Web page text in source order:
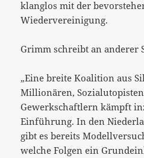
klanglos mit der
Wiedervereinigung.
Grimm schreibt an anderer
„Eine breite Koalition aus
Millionären,
Gewerkschaftlern kämpft
Einführung. In den
gibt es bereits
welche Folgen ein